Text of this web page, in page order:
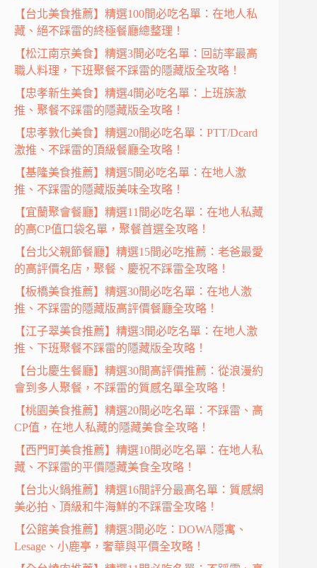
【台北美食推薦】精選100間必吃名單：在地人私
藏、絕不踩雷的終極餐廳總整理！
【松江南京美食】精選3間必吃名單：回訪率最高
職人料理，下班聚餐不踩雷的隱藏版全攻略！
【忠孝新生美食】精選4間必吃名單：上班族激
推、聚餐不踩雷的隱藏版全攻略！
【忠孝敦化美食】精選20間必吃名單：PTT/Dcard
激推、不踩雷的頂級餐廳全攻略！
【基隆美食推薦】精選5間必吃名單：在地人激
推、不踩雷的隱藏版美味全攻略！
【宜蘭聚會餐廳】精選11間必吃名單：在地人私藏
的高CP值口袋名單，聚餐首選全攻略！
【台北父親節餐廳】精選15間必吃推薦：老爸最愛
的高評價名店，聚餐、慶祝不踩雷全攻略！
【板橋美食推薦】精選30間必吃名單：在地人激
推、不踩雷的隱藏版高評價餐廳全攻略！
【江子翠美食推薦】精選3間必吃名單：在地人激
推、下班聚餐不踩雷的隱藏版全攻略！
【台北慶生餐廳】精選30間高評價推薦：從浪漫約
會到多人聚餐，不踩雷的質感名單全攻略！
【桃園美食推薦】精選20間必吃名單：不踩雷、高
CP值，在地人私藏的隱藏美食全攻略！
【西門町美食推薦】精選10間必吃名單：在地人私
藏、不踩雷的平價隱藏美食全攻略！
【台北火鍋推薦】精選16間評分最高名單：質感網
美必拍、頂級和牛海鮮的不踩雷全攻略！
【公館美食推薦】精選3間必吃：DOWA隱寓、
Lesage、小鹿亭，奢華與平價全攻略！